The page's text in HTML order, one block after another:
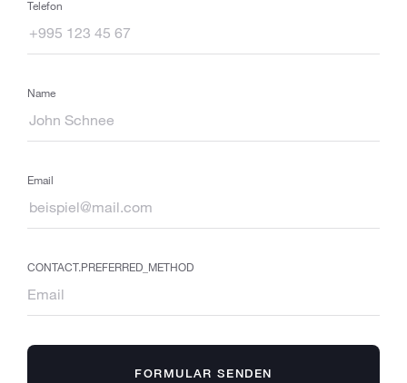
Telefon
Name
Email
CONTACT.PREFERRED_METHOD
FORMULAR SENDEN